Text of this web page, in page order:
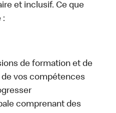
et inclusif. Ce que
:
de formation et de
vos compétences
comprenant des